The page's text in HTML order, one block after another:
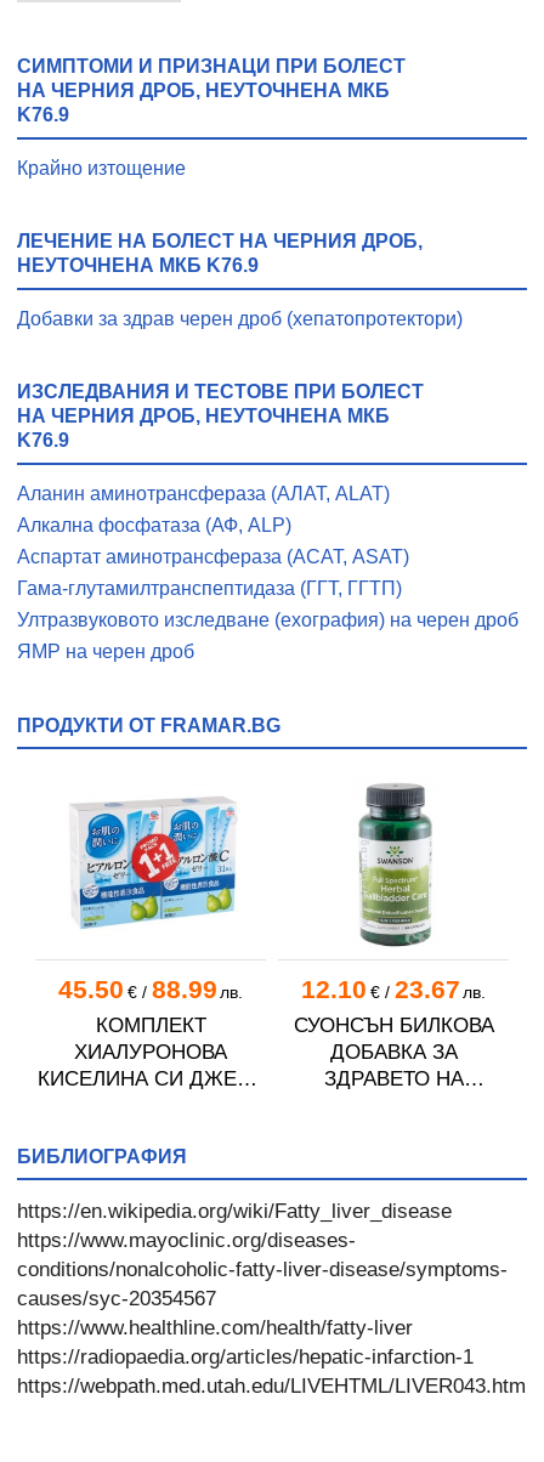
СИМПТОМИ И ПРИЗНАЦИ ПРИ БОЛЕСТ
НА ЧЕРНИЯ ДРОБ, НЕУТОЧНЕНА МКБ
K76.9
Крайно изтощение
ЛЕЧЕНИЕ НА БОЛЕСТ НА ЧЕРНИЯ ДРОБ,
НЕУТОЧНЕНА МКБ K76.9
Добавки за здрав черен дроб (хепатопротектори)
ИЗСЛЕДВАНИЯ И ТЕСТОВЕ ПРИ БОЛЕСТ
НА ЧЕРНИЯ ДРОБ, НЕУТОЧНЕНА МКБ
K76.9
Aланин аминотрансфераза (АЛАТ, ALAT)
Алкална фосфатаза (АФ, ALP)
Аспартат аминотрансфераза (АСАТ, ASAT)
Гама-глутамилтранспептидаза (ГГТ, ГГТП)
Ултразвуковото изследване (ехография) на черен дроб
ЯМР на черен дроб
ПРОДУКТИ ОТ FRAMAR.BG
45.50 €/ 88.99 лв.
КОМПЛЕКТ
ХИАЛУРОНОВА
КИСЕЛИНА СИ ДЖЕЛИ
12.10 €/ 23.67 лв.
СУОНСЪН БИЛКОВА
ДОБАВКА ЗА
ЗДРАВЕТО НА
БИБЛИОГРАФИЯ
https://en.wikipedia.org/wiki/Fatty_liver_disease
https://www.mayoclinic.org/diseases-
conditions/nonalcoholic-fatty-liver-disease/symptoms-
causes/syc-20354567
https://www.healthline.com/health/fatty-liver
https://radiopaedia.org/articles/hepatic-infarction-1
https://webpath.med.utah.edu/LIVEHTML/LIVER043.html